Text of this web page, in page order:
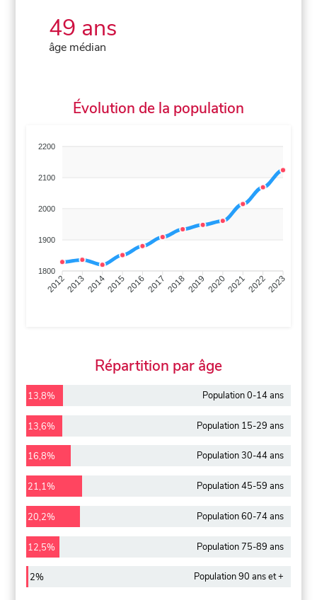
49 ans
âge médian
Évolution de la population
2200
2100
2000
1900
1800
201220132014201520162017 20182019 2020202120222023
Répartition par âge
13,8% Population 0-14 ans
13,6% Population 15-29 ans
16,8% Population 30-44 ans
21,1% Population 45-59 ans
20,2% Population 60-74 ans
12,5% Population 75-89 ans
2% Population 90 ans et +